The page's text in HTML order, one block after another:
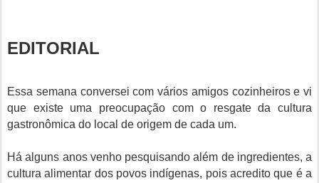
EDITORIAL
Essa semana conversei com vários amigos cozinheiros e vi
que existe uma preocupação com o resgate da cultura
gastronômica do local de origem de cada um.
Há alguns anos venho pesquisando além de ingredientes, a
cultura alimentar dos povos indígenas, pois acredito que é a